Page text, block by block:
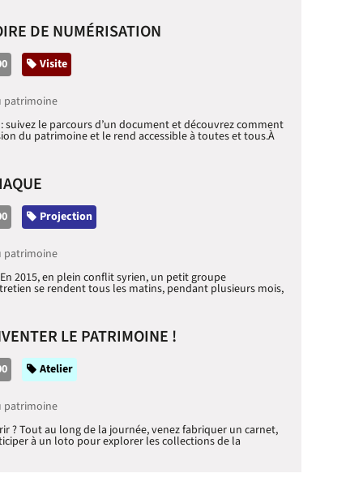
DE NUMÉRISATION
Catégorie
Visite
patrimoine
suivez le parcours d’un document et découvrez comment
du patrimoine et le rend accessible à toutes et tous.À
Catégorie
Projection
patrimoine
2015, en plein conflit syrien, un petit groupe
se rendent tous les matins, pendant plusieurs mois,
LE PATRIMOINE !
Catégorie
Atelier
patrimoine
? Tout au long de la journée, venez fabriquer un carnet,
à un loto pour explorer les collections de la